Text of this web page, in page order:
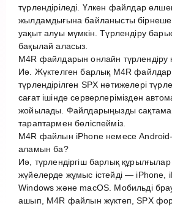
түрлендіріледі. Үлкен файлдар
жылдамдығына байланысты бірнеше
уақыт алуы мүмкін. Түрлендіру
бақылай аласыз.
M4R файлдарын онлайн түрлендіру
Иә. Жүктелген барлық M4R
түрлендірілген SPX нәтижелері
сағат ішінде серверлерімізден
жойылады. Файлдарыңызды
тараптармен бөліспейміз.
M4R файлын iPhone немесе Android-
аламын ба?
Иә, түрлендіргіш барлық
жүйелерде жұмыс істейді — iPhone,
Windows және macOS. Мобильді
ашып, M4R файлын жүктеп, SPX